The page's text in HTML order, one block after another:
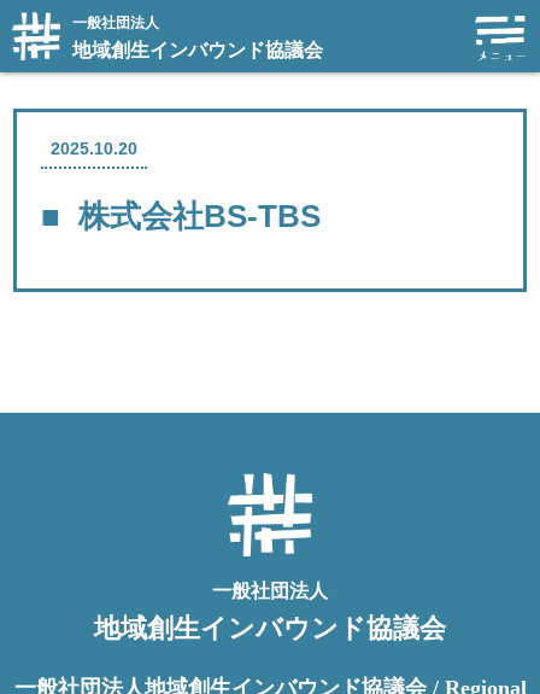
一般社団法人
地域創生インバウンド協議会
2025.10.20
株式会社BS-TBS
一般社団法人
地域創生インバウンド協議会
一般社団法人地域創生インバウンド協議会 / Regional